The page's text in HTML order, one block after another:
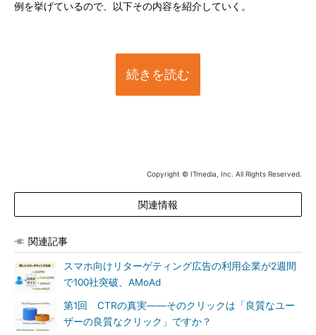
例を挙げているので、以下その内容を紹介していく。
続きを読む
Copyright © ITmedia, Inc. All Rights Reserved.
関連情報
関連記事
スマホ向けリターゲティング広告の利用企業が2週間
で100社突破、AMoAd
第1回 CTRの真実――そのクリックは「良質なユー
ザーの良質なクリック」ですか？